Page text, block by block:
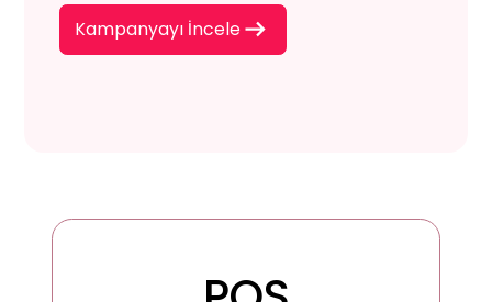
Kampanyayı İncele